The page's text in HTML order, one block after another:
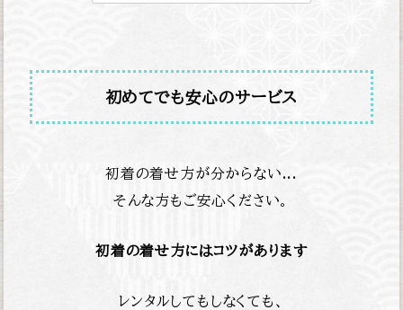
初めてでも安心のサービス
初着の着せ方が分からない...
そんな方もご安心ください。
初着の着せ方にはコツがあります
レンタルしてもしなくても、